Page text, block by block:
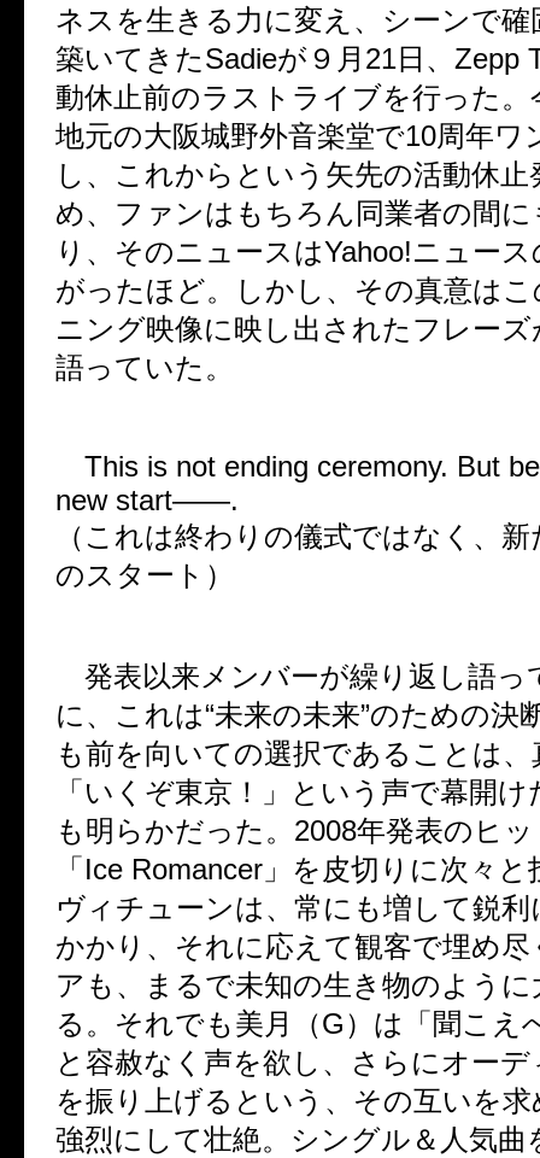
ネスを生きる力に変え、シーンで確
築いてきたSadieが９月21日、Zepp
動休止前のラストライブを行った。
地元の大阪城野外音楽堂で10周年ワ
し、これからという矢先の活動休
め、ファンはもちろん同業者の間
り、そのニュースはYahoo!ニュー
がったほど。しかし、その真意は
ニング映像に映し出されたフレー
語っていた。
This is not ending ceremony. But
new start——.
（これは終わりの儀式ではなく、
のスタート）
発表以来メンバーが繰り返し語っ
に、これは“未来の未来”のための決
も前を向いての選択であることは、
「いくぞ東京！」という声で幕開
も明らかだった。2008年発表のヒ
「Ice Romancer」を皮切りに次々
ヴィチューンは、常にも増して鋭
かかり、それに応えて観客で埋め
アも、まるで未知の生き物のよう
る。それでも美月（G）は「聞こえ
と容赦なく声を欲し、さらにオー
を振り上げるという、その互いを
強烈にして壮絶。シングル＆人気曲